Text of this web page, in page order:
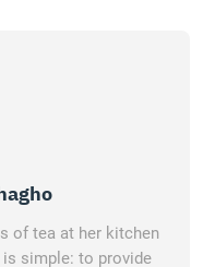
of tea at her kitchen
is simple: to provide